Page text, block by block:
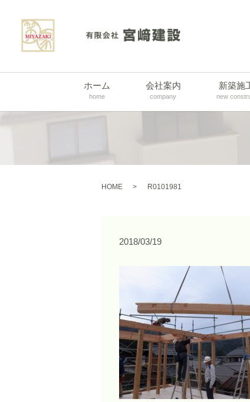
ホーム
home
会社案内
company
新築施
new
HOME R0101981
2018/03/19